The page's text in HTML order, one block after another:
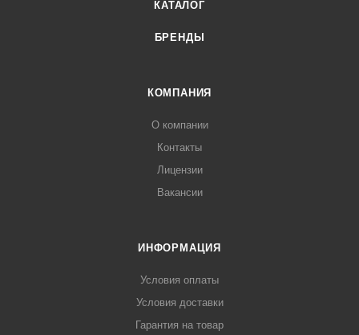
КАТАЛОГ
БРЕНДЫ
КОМПАНИЯ
О компании
Контакты
Лицензии
Вакансии
ИНФОРМАЦИЯ
Условия оплаты
Условия доставки
Гарантия на товар